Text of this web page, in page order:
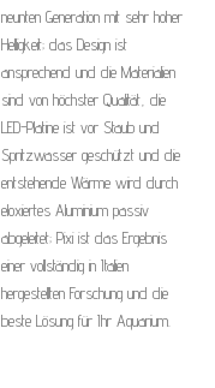
neunten Generation mit sehr hoher
Helligkeit; das Design ist
ansprechend und die Materialien
sind von höchster Qualität, die
LED-Platine ist vor Staub und
Spritzwasser geschützt und die
entstehende Wärme wird durch
eloxiertes Aluminium passiv
abgeleitet; Pixi ist das Ergebnis
einer vollständig in Italien
hergestellten Forschung und die
beste Lösung für Ihr Aquarium.